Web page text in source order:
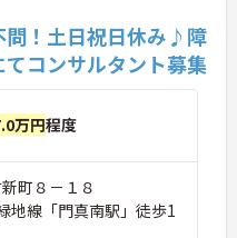
問！土日祝日休み♪障
コンサルタント募集
万円程度
町８－１８
地線「門真南駅」徒歩1